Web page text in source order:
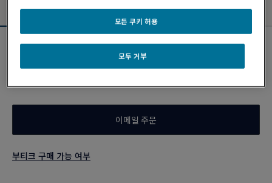
샹스 인피니 이어링
이메일 주문
부티크 구매 가능 여부
모두 거부
모든 쿠키 허용